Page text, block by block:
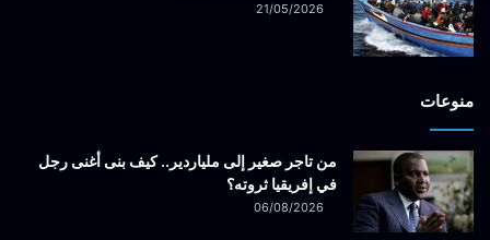
21/05/2026
منوعات
من تاجر صغير إلى ملياردير.. كيف بنى أغنى رجل
في إفريقيا ثروته؟
06/08/2026